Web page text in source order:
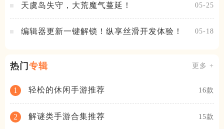
天虞岛失守，大荒魔气蔓延！ 05-25
编辑器更新一键解锁！纵享丝滑开发体验！ 05-18
热门专辑 更多 +
1 轻松的休闲手游推荐 16款
2 解谜类手游合集推荐 15款